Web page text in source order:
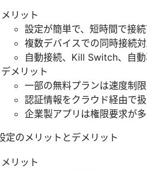
メリット
設定が簡単で、短時間で接
複数デバイスでの同時接続
自動接続、Kill Switch、自
デメリット
一部の無料プランは速度制
認証情報をクラウド経由で
企業製アプリは権限要求が
定のメリットとデメリット
メリット